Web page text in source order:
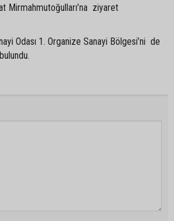
Mirmahmutoğulları’na ziyaret
Odası 1. Organize Sanayi Bölgesi’ni de